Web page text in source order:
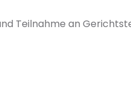
Teilnahme an